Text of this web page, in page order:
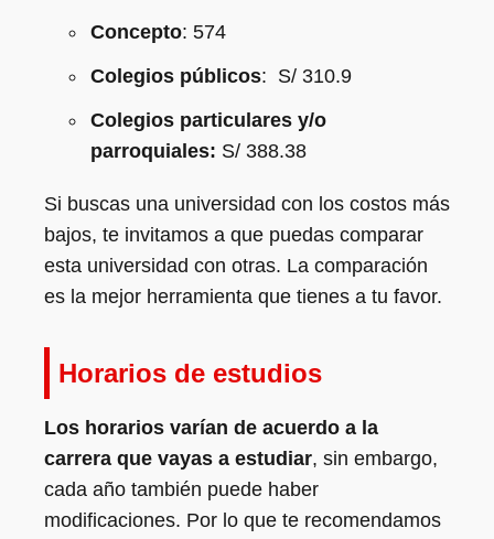
Concepto: 574
Colegios públicos: S/ 310.9
Colegios particulares y/o
parroquiales: S/ 388.38
Si buscas una universidad con los costos más
bajos, te invitamos a que puedas comparar
esta universidad con otras. La comparación
es la mejor herramienta que tienes a tu favor.
Horarios de estudios
Los horarios varían de acuerdo a la
carrera que vayas a estudiar, sin embargo,
cada año también puede haber
modificaciones. Por lo que te recomendamos